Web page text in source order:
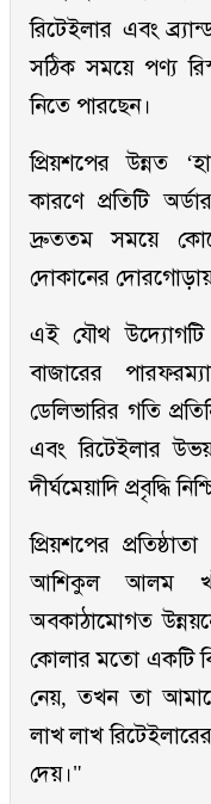
রিটেইলার এবং
সঠিক সময়ে পণ্য
নিতে পারছেন।
প্রিয়শপের উন্নত
কারণে প্রতিটি
দ্রুততম সময়ে
দোকানের
এই যৌথ উদ্যোগটি
বাজারের
ডেলিভারির গতি
এবং রিটেইলার
দীর্ঘমেয়াদি প্রবৃদ্ধি
প্রিয়শপের
আশিকুল আলম
অবকাঠামোগত
কোলার মতো একটি
নেয়, তখন তা
লাখ লাখ
দেয়।"